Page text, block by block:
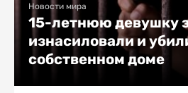
Новости мира
15-летнюю девушку
изнасиловали и
собственном доме